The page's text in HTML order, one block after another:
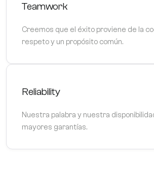
Teamwork
Creemos que el éxito proviene de la
respeto y un propósito común.
Reliability
Nuestra palabra y nuestra
mayores garantías.